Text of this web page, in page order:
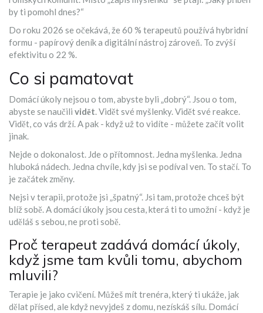
by ti pomohl dnes?“
Do roku 2026 se očekává, že 60 % terapeutů používá hybridní
formu - papírový deník a digitální nástroj zároveň. To zvýší
efektivitu o 22 %.
Co si pamatovat
Domácí úkoly nejsou o tom, abyste byli „dobrý“. Jsou o tom,
abyste se naučili vidět. Vidět své myšlenky. Vidět své reakce.
Vidět, co vás drží. A pak - když už to vidíte - můžete začít volit
jinak.
Nejde o dokonalost. Jde o přítomnost. Jedna myšlenka. Jedna
hluboká nádech. Jedna chvíle, kdy jsi se podíval ven. To stačí. To
je začátek změny.
Nejsi v terapii, protože jsi „špatný“. Jsi tam, protože chceš být
blíž sobě. A domácí úkoly jsou cesta, která ti to umožní - když je
uděláš s sebou, ne proti sobě.
Proč terapeut zadává domácí úkoly,
když jsme tam kvůli tomu, abychom
mluvili?
Terapie je jako cvičení. Můžeš mít trenéra, který ti ukáže, jak
dělat přísed, ale když nevyjdeš z domu, nezískáš sílu. Domácí